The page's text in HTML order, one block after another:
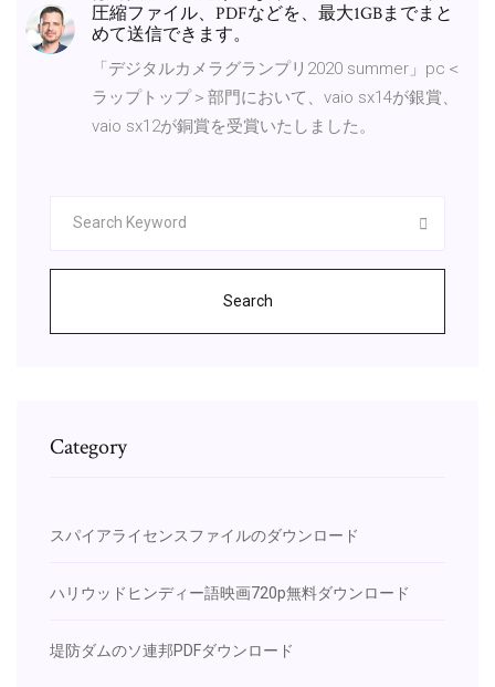
圧縮ファイル、PDFなどを、最大1GBまでまと
めて送信できます。
「デジタルカメラグランプリ2020 summer」pc＜
ラップトップ＞部門において、vaio sx14が銀賞、
vaio sx12が銅賞を受賞いたしました。
Search
Category
スパイアライセンスファイルのダウンロード
ハリウッドヒンディー語映画720p無料ダウンロード
堤防ダムのソ連邦PDFダウンロード